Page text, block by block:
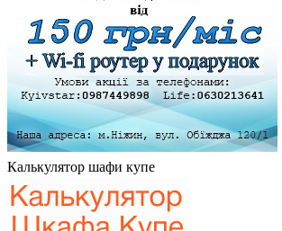
Калькулятор шафи купе